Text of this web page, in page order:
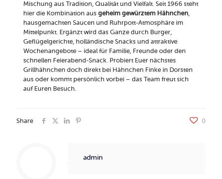
Mischung aus Tradition, Qualität und Vielfalt. Seit 1966 steht
hier die Kombination aus geheim gewürztem Hähnchen,
hausgemachten Saucen und Ruhrpott-Atmosphäre im
Mittelpunkt. Ergänzt wird das Ganze durch Burger,
Geflügelgerichte, holländische Snacks und attraktive
Wochenangebote – ideal für Familie, Freunde oder den
schnellen Feierabend-Snack. Probiert Euer nächstes
Grillhähnchen doch direkt bei Hähnchen Finke in Dorsten
aus oder kommt persönlich vorbei – das Team freut sich
auf Euren Besuch.
Share 0
admin